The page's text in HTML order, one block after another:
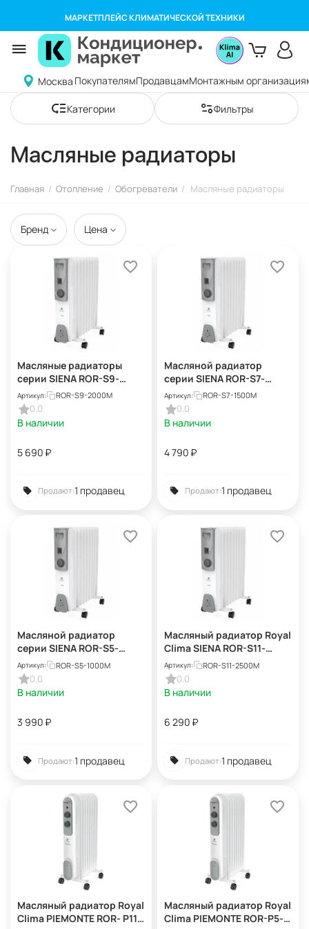
МАРКЕТПЛЕЙС КЛИМАТИЧЕСКОЙ ТЕХНИКИ
Москва ПокупателямПродавцамМонтажным
Категории Фильтры
Масляные радиаторы
Главная / Отопление / Обогреватели / Масляные радиаторы
Бренд Цена
Масляные радиаторы
серии SIENA ROR-S9-
2000M
Артикул: ROR-S9-2000M
0.0
В наличии
5 690 ₽
Продают:1 продавец
Масляной радиатор
серии SIENA ROR-S7-
1500M
Артикул: ROR-S7-1500M
0.0
В наличии
4 790 ₽
Продают:1 продавец
Масляной радиатор
серии SIENA ROR-S5-
1000M
Артикул: ROR-S5-1000M
0.0
В наличии
3 990 ₽
Продают:1 продавец
Масляный радиатор Royal
Clima SIENA ROR-S11-
2500M, 2.5 кВт
Артикул: ROR-S11-2500M
0.0
В наличии
6 290 ₽
Продают:1 продавец
Масляный радиатор Royal
Clima PIEMONTE ROR- P11-
Масляный радиатор Royal
Clima PIEMONTE ROR-P5-